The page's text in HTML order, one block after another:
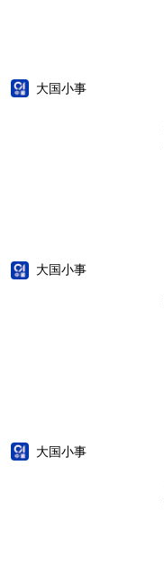
大国小事
大国小事
大国小事